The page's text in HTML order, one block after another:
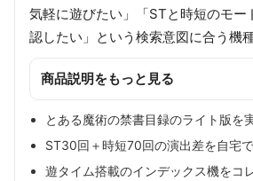
気軽に遊びたい」「STと時短のモー
認したい」という検索意図に合う機種
商品説明をもっと見る
とある魔術の禁書目録のライト版を
ST30回＋時短70回の演出差を自宅
遊タイム搭載のインデックス機をコ